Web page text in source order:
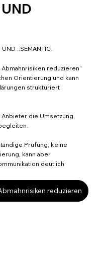
UND ::SEMANTIC.
reduzieren“
Orientierung und kann
strukturiert
die Umsetzung,
Prüfung, keine
kann aber
deutlich
reduzieren